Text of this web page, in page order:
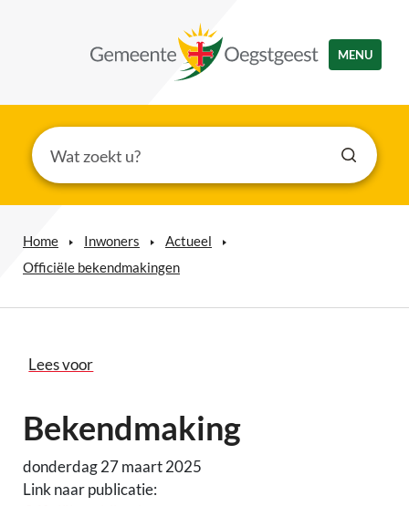
MENU
Home Inwoners
Actueel
Officiële bekendmakingen
Lees voor
Bekendmaking
donderdag 27 maart 2025
Link naar publicatie: